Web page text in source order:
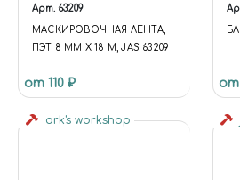
Арт. 63209
МАСКИРОВОЧНАЯ ЛЕНТА,
ПЭТ 8 ММ Х 18 М, JAS 63209
от 110 ₽ от
ork's workshop